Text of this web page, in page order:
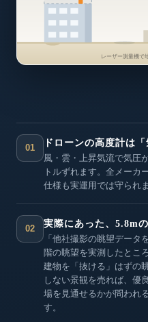
レーザー測量機で
01 ドローンの高度計は
風・雲・上昇気流で気圧
トルずれます。全メーカ
仕様も実運用では守られ
02 実際にあった、5.8m
「他社撮影の眺望データ
階の眺望を実測したとこ
建物を「抜ける」はずの
しない景観を売れば、優
場を見通せるかが問われ
す。